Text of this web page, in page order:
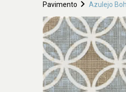
Pavimento Azulejo